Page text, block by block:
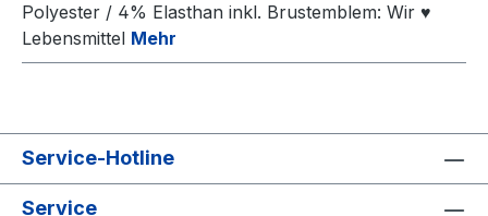
Polyester / 4% Elasthan inkl. Brustemblem: Wir ♥
Lebensmittel Mehr
Service-Hotline
Service